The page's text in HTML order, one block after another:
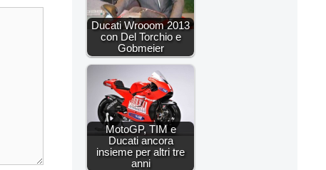
Ducati Wrooom 2013
con Del Torchio e
Gobmeier
MotoGP, TIM e
Ducati ancora
insieme per altri tre
anni